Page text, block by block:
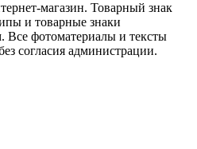
магазин. Товарный знак
и товарные знаки
Все фотоматериалы и тексты
согласия администрации.